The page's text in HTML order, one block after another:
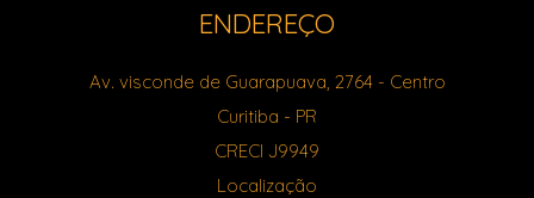
ENDEREÇO
Av. visconde de Guarapuava, 2764- Centro
Curitiba - PR
CRECI J9949
Localização